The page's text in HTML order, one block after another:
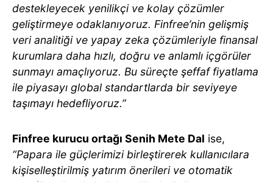
destekleyecek yenilikçi ve kolay çözümler
geliştirmeye odaklanıyoruz. Finfree’nin gelişmiş
veri analitiği ve yapay zeka çözümleriyle finansal
kurumlara daha hızlı, doğru ve anlamlı içgörüler
sunmayı amaçlıyoruz. Bu süreçte şeffaf fiyatlama
ile piyasayı global standartlarda bir seviyeye
taşımayı hedefliyoruz.”
Finfree kurucu ortağı Senih Mete Dal ise,
“Papara ile güçlerimizi birleştirerek kullanıcılara
kişiselleştirilmiş yatırım önerileri ve otomatik